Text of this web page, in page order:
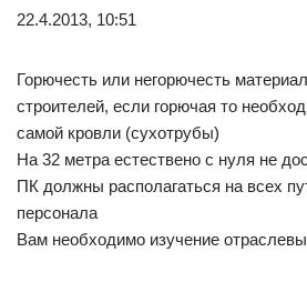
22.4.2013, 10:51
Горючесть или негорючесть
строителей, если горючая то
самой кровли (сухотрубы)
На 32 метра естествено с нуля не
ПК должны располагаться на всех
персонала
Вам необходимо изучение